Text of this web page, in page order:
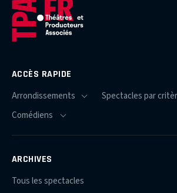
ACCÈS RAPIDE
ARCHIVES
Tous les spectacles